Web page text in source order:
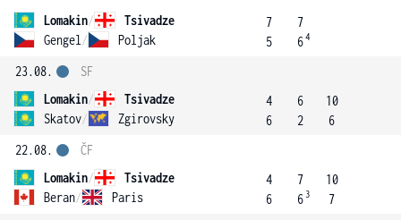
Lomakin/
Tsivadze
Gengel / Poljak
7
5
7
64
23.08.
Lomakin/
Tsivadze
Skatov/ Zgirovsky
SF
4
6
6
2
10
6
22.08.
Lomakin/
Tsivadze
Beran/ Paris
ČF
4
6
7
6 3
10
7